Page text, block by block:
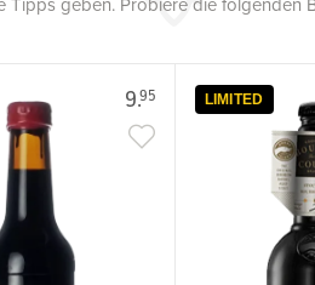
9.95 LIMITED